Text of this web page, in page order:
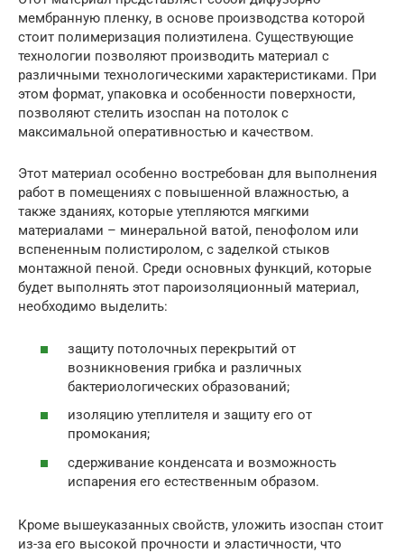
мембранную пленку, в основе производства которой
стоит полимеризация полиэтилена. Существующие
технологии позволяют производить материал с
различными технологическими характеристиками. При
этом формат, упаковка и особенности поверхности,
позволяют стелить изоспан на потолок с
максимальной оперативностью и качеством.
Этот материал особенно востребован для выполнения
работ в помещениях с повышенной влажностью, а
также зданиях, которые утепляются мягкими
материалами – минеральной ватой, пенофолом или
вспененным полистиролом, с заделкой стыков
монтажной пеной. Среди основных функций, которые
будет выполнять этот пароизоляционный материал,
необходимо выделить:
защиту потолочных перекрытий от
возникновения грибка и различных
бактериологических образований;
изоляцию утеплителя и защиту его от
промокания;
сдерживание конденсата и возможность
испарения его естественным образом.
Кроме вышеуказанных свойств, уложить изоспан стоит
из-за его высокой прочности и эластичности, что